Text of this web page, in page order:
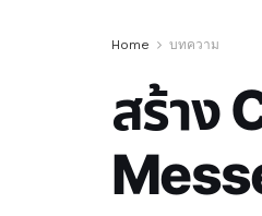
Home บทความ
สร้าง